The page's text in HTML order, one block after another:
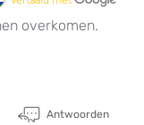
overkomen.
Antwoorden